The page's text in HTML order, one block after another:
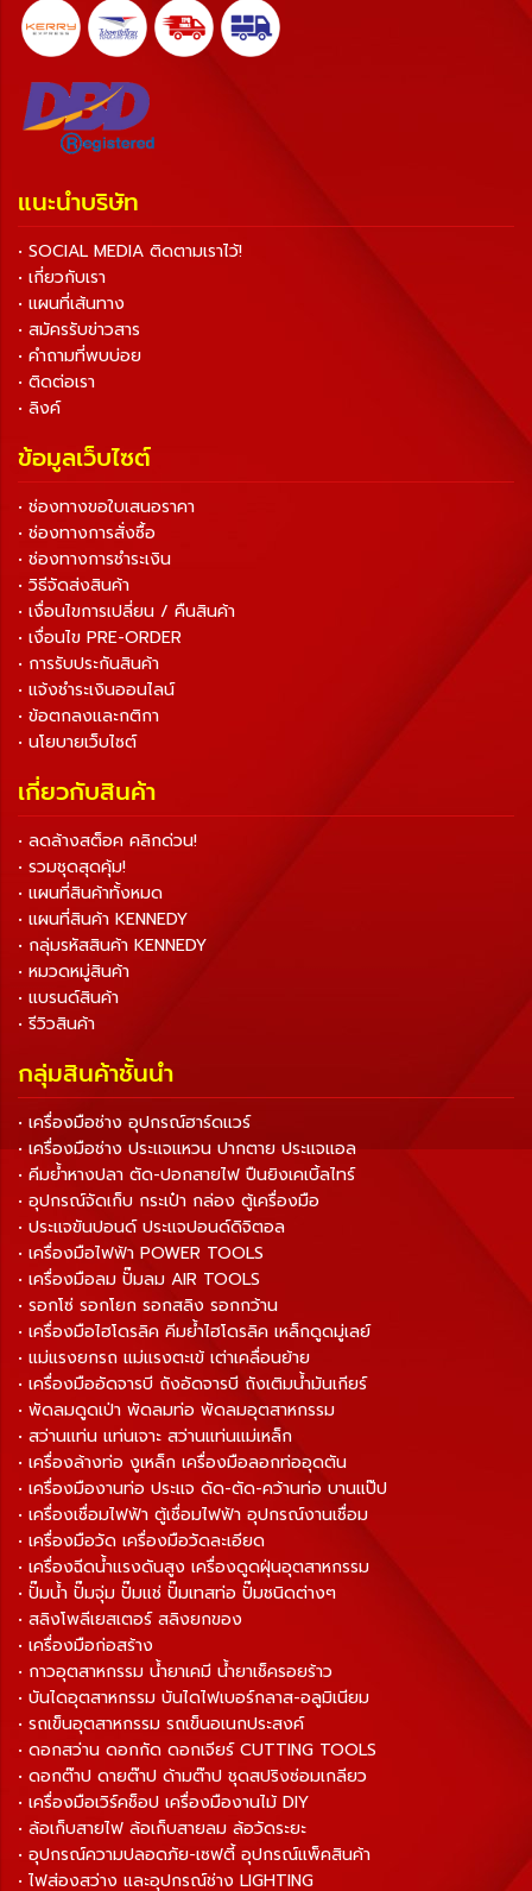
แนะนำบริษัท
• SOCIAL MEDIA ติดตามเราไว้!
• เกี่ยวกับเรา
• แผนที่เส้นทาง
• สมัครรับข่าวสาร
• คำถามที่พบบ่อย
• ติดต่อเรา
• ลิงค์
ข้อมูลเว็บไซต์
• ช่องทางขอใบเสนอราคา
• ช่องทางการสั่งซื้อ
• ช่องทางการชำระเงิน
• วิธีจัดส่งสินค้า
• เงื่อนไขการเปลี่ยน / คืนสินค้า
• เงื่อนไข PRE-ORDER
• การรับประกันสินค้า
• แจ้งชำระเงินออนไลน์
• ข้อตกลงและกติกา
• นโยบายเว็บไซต์
เกี่ยวกับสินค้า
• ลดล้างสต็อค คลิกด่วน!
• รวมชุดสุดคุ้ม!
• แผนที่สินค้าทั้งหมด
• แผนที่สินค้า KENNEDY
• กลุ่มรหัสสินค้า KENNEDY
• หมวดหมู่สินค้า
• แบรนด์สินค้า
• รีวิวสินค้า
กลุ่มสินค้าชั้นนำ
• เครื่องมือช่าง อุปกรณ์ฮาร์ดแวร์
• เครื่องมือช่าง ประแจแหวน ปากตาย ประแจแอล
• คีมย้ำหางปลา ตัด-ปอกสายไฟ ปืนยิงเคเบิ้ลไทร์
• อุปกรณ์จัดเก็บ กระเป๋า กล่อง ตู้เครื่องมือ
• ประแจขันปอนด์ ประแจปอนด์ดิจิตอล
• เครื่องมือไฟฟ้า POWER TOOLS
• เครื่องมือลม ปั๊มลม AIR TOOLS
• รอกโซ่ รอกโยก รอกสลิง รอกกว้าน
• เครื่องมือไฮโดรลิค คีมย้ำไฮโดรลิค เหล็กดูดมู่เลย์
• แม่แรงยกรถ แม่แรงตะเข้ เต่าเคลื่อนย้าย
• เครื่องมืออัดจารบี ถังอัดจารบี ถังเติมน้ำมันเกียร์
• พัดลมดูดเป่า พัดลมท่อ พัดลมอุตสาหกรรม
• สว่านแท่น แท่นเจาะ สว่านแท่นแม่เหล็ก
• เครื่องล้างท่อ งูเหล็ก เครื่องมือลอกท่ออุดตัน
• เครื่องมืองานท่อ ประแจ ดัด-ตัด-คว้านท่อ บานแป๊ป
• เครื่องเชื่อมไฟฟ้า ตู้เชื่อมไฟฟ้า อุปกรณ์งานเชื่อม
• เครื่องมือวัด เครื่องมือวัดละเอียด
• เครื่องฉีดน้ำแรงดันสูง เครื่องดูดฝุ่นอุตสาหกรรม
• ปั๊มน้ำ ปั๊มจุ่ม ปั๊มแช่ ปั๊มเทสท่อ ปั๊มชนิดต่างๆ
• สลิงโพลีเยสเตอร์ สลิงยกของ
• เครื่องมือก่อสร้าง
• กาวอุตสาหกรรม น้ำยาเคมี น้ำยาเช็ครอยร้าว
• บันไดอุตสาหกรรม บันไดไฟเบอร์กลาส-อลูมิเนียม
• รถเข็นอุตสาหกรรม รถเข็นอเนกประสงค์
• ดอกสว่าน ดอกกัด ดอกเจียร์ CUTTING TOOLS
• ดอกต๊าป ดายต๊าป ด้ามต๊าป ชุดสปริงซ่อมเกลียว
• เครื่องมือเวิร์คช็อป เครื่องมืองานไม้ DIY
• ล้อเก็บสายไฟ ล้อเก็บสายลม ล้อวัดระยะ
• อุปกรณ์ความปลอดภัย-เซฟตี้ อุปกรณ์แพ็คสินค้า
• ไฟส่องสว่าง และอุปกรณ์ช่าง LIGHTING